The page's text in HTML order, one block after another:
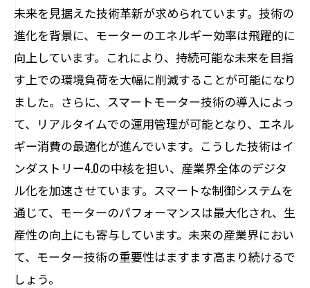
環境負荷低減に向けたモーター技術の進
化
省エネモーターの導入と環境影響
モーター技術革新による環境保護への貢
献
エネルギー効率化で実現する環境負荷の
低減
持続可能な社会に向けたモーターの挑戦
次世代モーター技術がもたらす環境への
影響
エネルギー効率向上で実現する持続可能な産
業
未来を見据えた技術革新が求められています。技術の
進化を背景に、モーターのエネルギー効率は飛躍的に
向上しています。これにより、持続可能な未来を目指
す上での環境負荷を大幅に削減することが可能になり
ました。さらに、スマートモーター技術の導入によっ
て、リアルタイムでの運用管理が可能となり、エネル
ギー消費の最適化が進んでいます。こうした技術はイ
ンダストリー4.0の中核を担い、産業界全体のデジタ
ル化を加速させています。スマートな制御システムを
通じて、モーターのパフォーマンスは最大化され、生
産性の向上にも寄与しています。未来の産業界におい
て、モーター技術の重要性はますます高まり続けるで
しょう。